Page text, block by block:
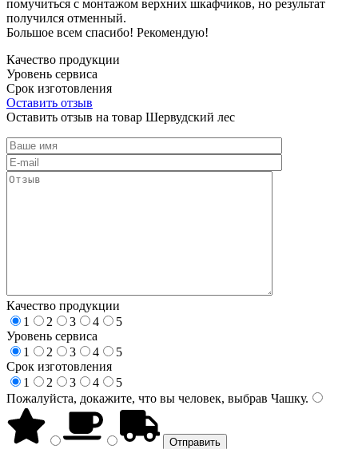
помучиться с монтажом верхних шкафчиков, но результат
получился отменный.
Большое всем спасибо! Рекомендую!
Качество продукции
Уровень сервиса
Срок изготовления
Оставить отзыв
Оставить отзыв на товар Шервудский лес
Качество продукции
1
2 3 4
5
Уровень сервиса
1
2 3 4
5
Срок изготовления
1
2 3 4
5
Пожалуйста, докажите, что вы человек, выбрав Чашку.